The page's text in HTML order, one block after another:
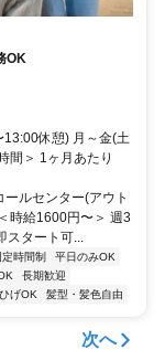
OK
休憩) 月～金(土
間＞ 1ヶ月あたり
ルセンター(アウト
時給1600円〜＞ 週3
タート可...
定時間制
平日のみOK
長期歓迎
ひげOK 髪型・髪色自由
次へ